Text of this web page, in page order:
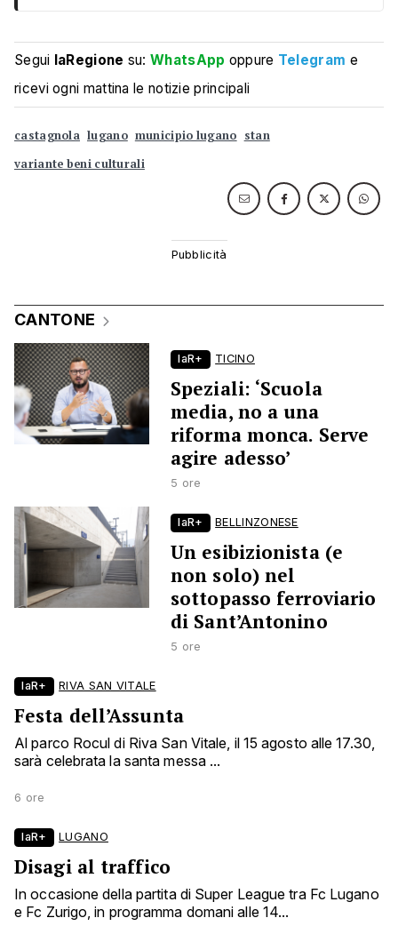
Segui laRegione su:WhatsApp oppure Telegram e
ricevi ogni mattina le notizie principali
castagnola lugano municipio lugano stan
variante beni culturali
CANTONE
laR+ TICINO
Speziali: ‘Scuola
media, no a una
riforma monca. Serve
agire adesso’
5 ore
laR+ BELLINZONESE
Un esibizionista (e
non solo) nel
sottopasso ferroviario
di Sant’Antonino
5 ore
laR+ RIVA SAN VITALE
Festa dell’Assunta
Al parco Rocul di Riva San Vitale, il 15 agosto alle 17.30,
sarà celebrata la santa messa ...
6 ore
laR+ LUGANO
Disagi al traffico
In occasione della partita di Super League tra Fc Lugano
e Fc Zurigo, in programma domani alle 14...